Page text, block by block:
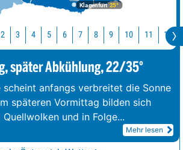
Klagenfurt 25°
2 3 4 5 6 7 8 9 10 11 12
später Abkühlung, 22/35°
scheint anfangs verbreitet die Sonne
späteren Vormittag bilden sich
und in Folge...
Mehr lesen